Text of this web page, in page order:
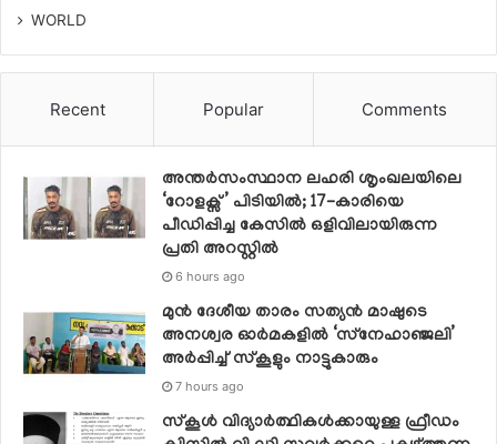
WORLD
Recent Popular Comments
അന്തർസംസ്ഥാന ലഹരി ശൃംഖലയിലെ
‘റോളക്സ്’ പിടിയിൽ; 17-കാരിയെ
പീഡിപ്പിച്ച കേസിൽ ഒളിവിലായിരുന്ന
പ്രതി അറസ്റ്റിൽ
6 hours ago
മുൻ ദേശീയ താരം സത്യൻ മാഷുടെ
അനശ്വര ഓർമകളിൽ ‘സ്‌നേഹാഞ്ജലി’
അർപ്പിച്ച് സ്കൂളും നാട്ടുകാരും
7 hours ago
സ്‌കൂള്‍ വിദ്യാര്‍ത്ഥികള്‍ക്കായുള്ള ഫ്രീഡം